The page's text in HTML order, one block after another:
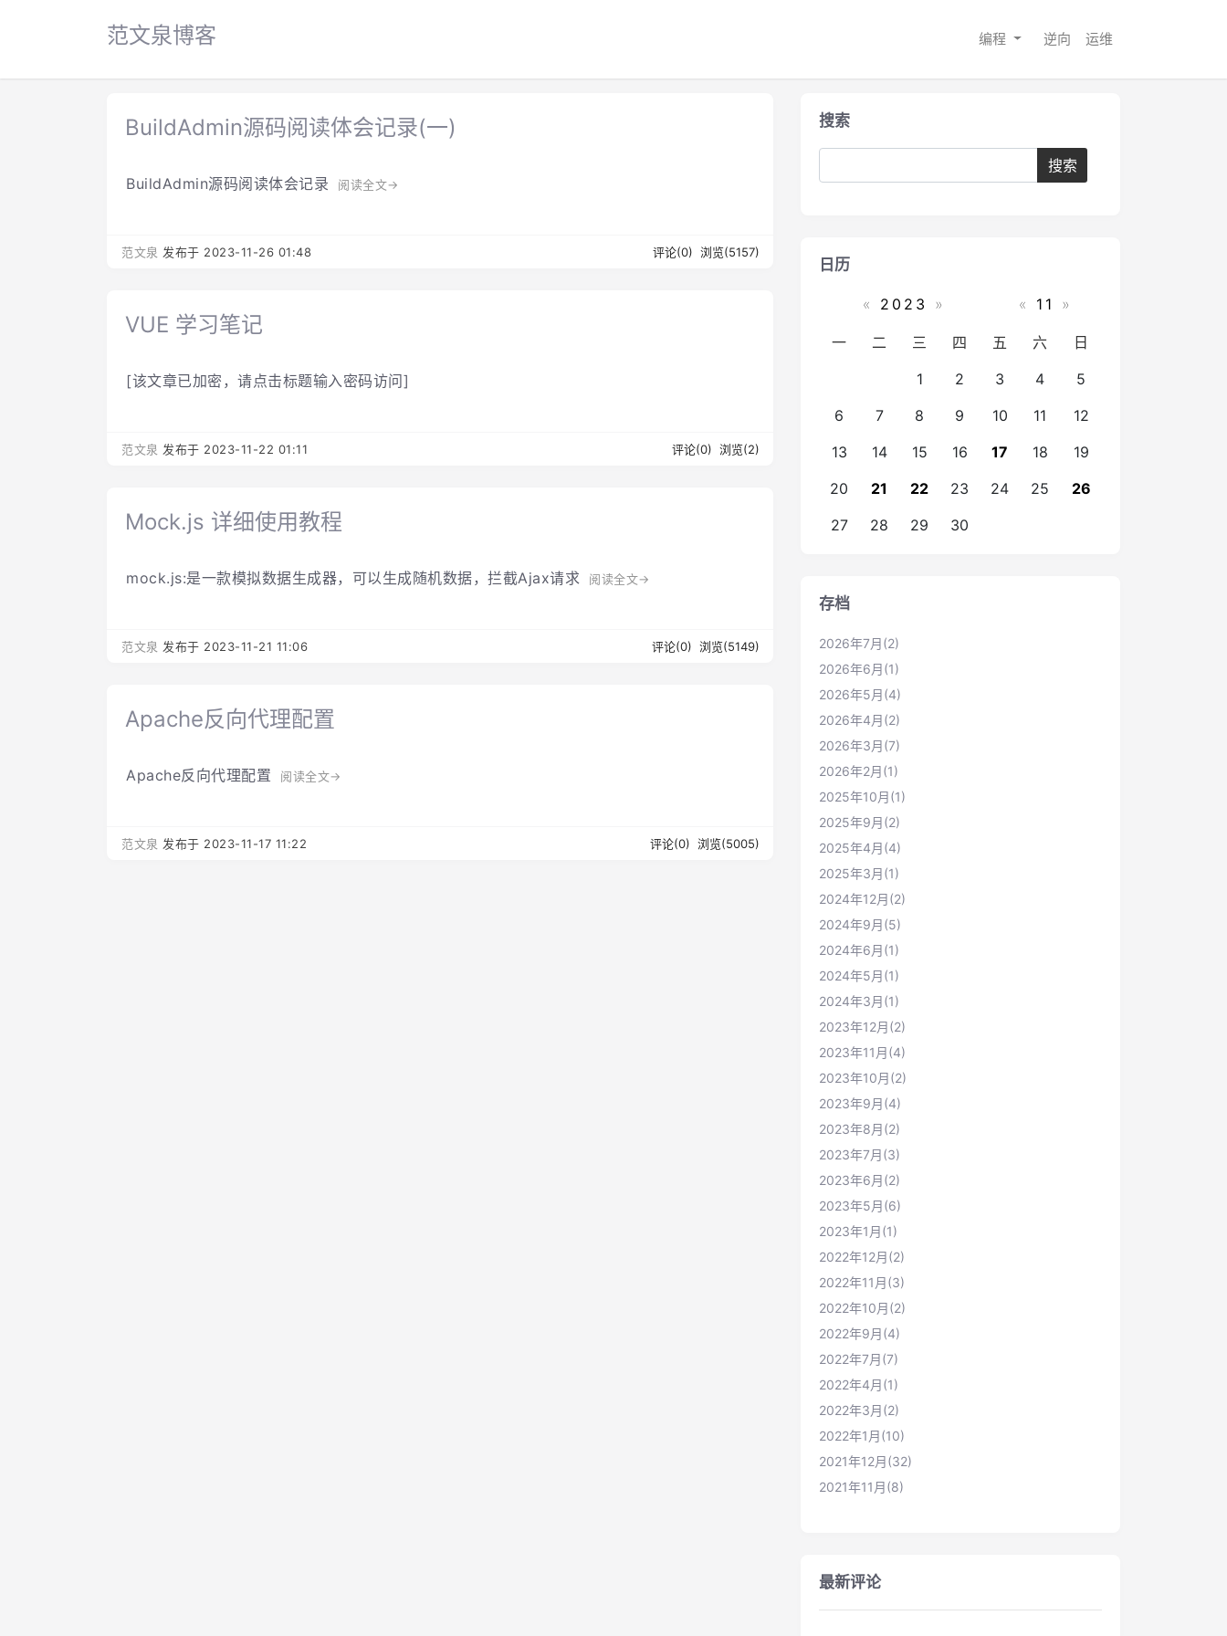
范文泉博客 编程 逆向 运维
BuildAdmin源码阅读体会记录(一)
BuildAdmin源码阅读体会记录 阅读全文→
范文泉 发布于 2023-11-26 01:48 评论(0) 浏览(5157)
VUE 学习笔记
[该文章已加密，请点击标题输入密码访问]
范文泉 发布于 2023-11-22 01:11 评论(0) 浏览(2)
Mock.js 详细使用教程
mock.js:是一款模拟数据生成器，可以生成随机数据，拦截Ajax请求 阅读全文→
范文泉 发布于 2023-11-21 11:06 评论(0) 浏览(5149)
Apache反向代理配置
Apache反向代理配置 阅读全文→
范文泉 发布于 2023-11-17 11:22 评论(0) 浏览(5005)
搜索
日历
« 2023 » « 11 »
一 二 三 四 五 六
日
1
2 3 4
5
6
7 8 9 10 11
12
13
14 15 16 17 18
19
20
21 22 23 24 25
26
27
28 29 30
存档
2026年7月(2)
2026年6月(1)
2026年5月(4)
2026年4月(2)
2026年3月(7)
2026年2月(1)
2025年10月(1)
2025年9月(2)
2025年4月(4)
2025年3月(1)
2024年12月(2)
2024年9月(5)
2024年6月(1)
2024年5月(1)
2024年3月(1)
2023年12月(2)
2023年11月(4)
2023年10月(2)
2023年9月(4)
2023年8月(2)
2023年7月(3)
2023年6月(2)
2023年5月(6)
2023年1月(1)
2022年12月(2)
2022年11月(3)
2022年10月(2)
2022年9月(4)
2022年7月(7)
2022年4月(1)
2022年3月(2)
2022年1月(10)
2021年12月(32)
2021年11月(8)
最新评论